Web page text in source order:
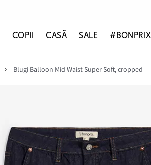
COPII CASĂ SALE #BONPRIX
Blugi Balloon Mid Waist Super Soft, cropped